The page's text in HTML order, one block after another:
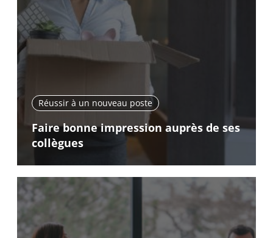
Réussir à un nouveau poste
Faire bonne impression auprès de ses
collègues